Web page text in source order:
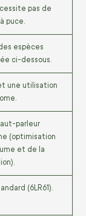
pas de
puce.
espèces
ci-dessous.
une utilisation
parleur
(optimisation
et de la
(6LR61).